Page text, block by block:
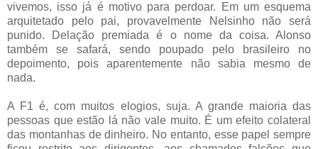
vivemos, isso já é motivo para perdoar. Em um esquema
arquitetado pelo pai, provavelmente Nelsinho não será
punido. Delação premiada é o nome da coisa. Alonso
também se safará, sendo poupado pelo brasileiro no
depoimento, pois aparentemente não sabia mesmo de
nada.
A F1 é, com muitos elogios, suja. A grande maioria das
pessoas que estão lá não vale muito. É um efeito colateral
das montanhas de dinheiro. No entanto, esse papel sempre